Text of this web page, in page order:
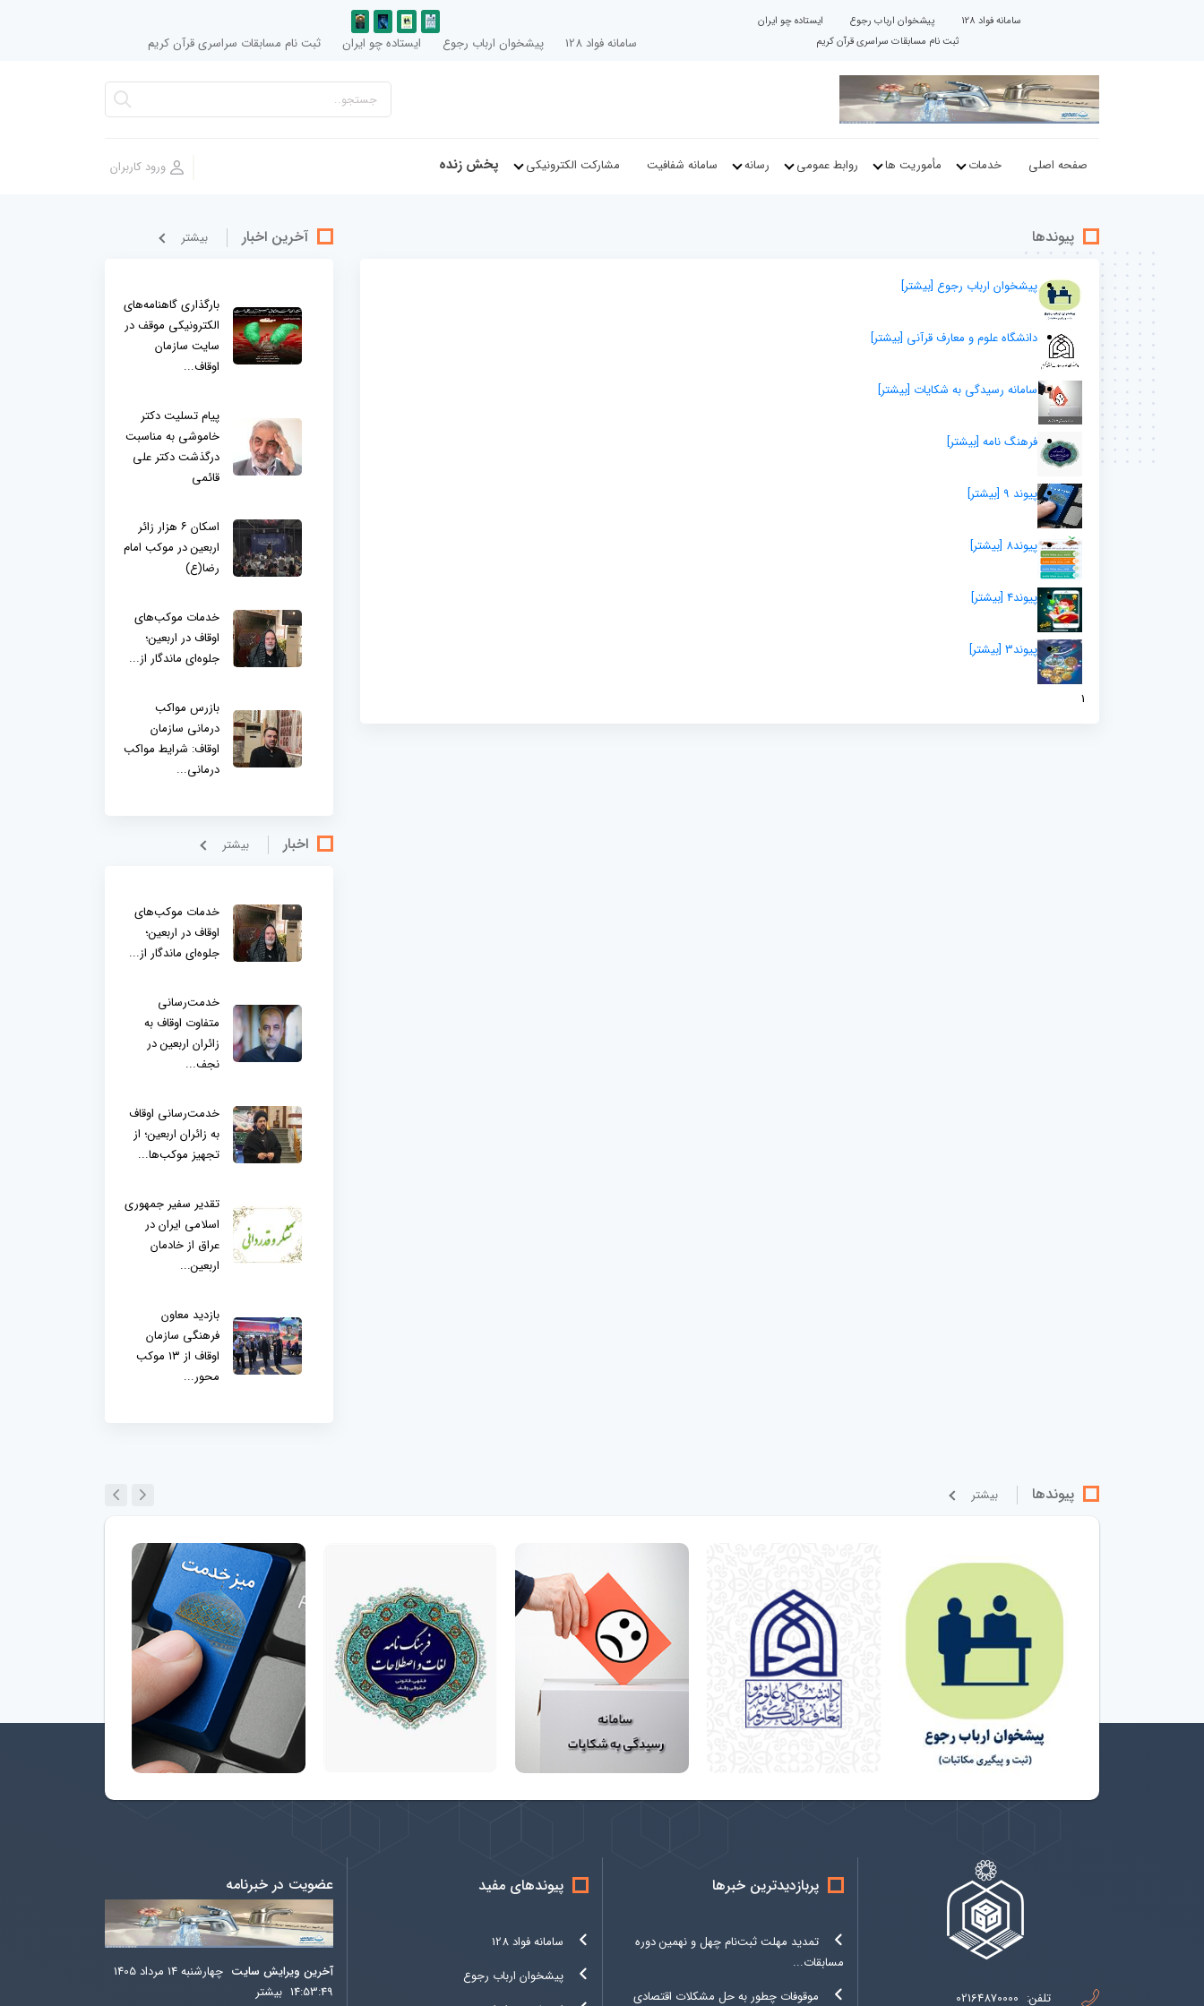
سامانه فواد 128 پیشخوان ارباب رجوع
ایستاده چو ایران
ثبت نام مسابقات سراسری قرآن کریم
سامانه فواد 128 پیشخوان ارباب رجوع ایستاده چو ایران ثبت نام مسابقات سراسری قرآن کریم
صفحه اصلی خدمات مأموریت ها روابط عمومی رسانه سامانه شفافیت مشارکت الکترونیکی پخش زنده
پیوندها
پیشخوان ارباب رجوع [بيشتر]
دانشگاه علوم و معارف قرآنی [بيشتر]
سامانه رسیدگی به شکایات [بيشتر]
فرهنگ نامه [بيشتر]
پیوند 9 [بيشتر]
پیوند8 [بيشتر]
پیوند4 [بيشتر]
پیوند3 [بيشتر]
1
آخرین اخبار بيشتر
بارگذاری گاهنامه‌های
الکترونیکی موقف در
سایت سازمان
اوقاف...
پیام تسلیت دکتر
خاموشی به مناسبت
درگذشت دکتر علی
قائمی
اسکان ۶ هزار زائر
اربعین در موکب امام
رضا(ع)
خدمات موکب‌های
اوقاف در اربعین؛
جلوه‌ای ماندگار از...
بازرس مواکب
درمانی سازمان
اوقاف: شرایط مواکب
درمانی...
اخبار بيشتر
خدمات موکب‌های
اوقاف در اربعین؛
جلوه‌ای ماندگار از...
خدمت‌رسانی
متفاوت اوقاف به
زائران اربعین در
نجف...
خدمت‌رسانی اوقاف
به زائران اربعین؛ از
تجهیز موکب‌ها...
تقدیر سفیر جمهوری
اسلامی ایران در
عراق از خادمان
اربعین...
بازدید معاون
فرهنگی سازمان
اوقاف از ۱۳ موکب
محور...
پیوندها بيشتر
تلفن: 02164870000
پربازدیدترین خبرها
تمدید مهلت ثبت‌نام چهل و نهمین دوره
مسابقات...
موقوفات چطور به حل مشکلات اقتصادی
پیوندهای مفید
سامانه فواد 128
پیشخوان ارباب رجوع
عضویت در خبرنامه
آخرين ويرايش سایت
چهارشنبه 14 مرداد 1405
14:53:49 بيشتر